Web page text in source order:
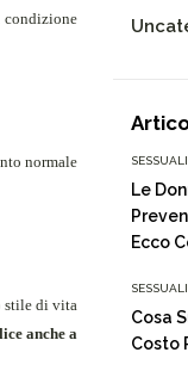
condizione
normale
stile di vita
anche a
Le
Ecco
Cosa
Costo